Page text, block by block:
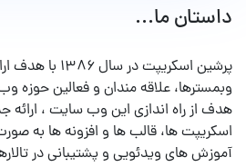
داستان ما...
پرشین اسکریپت در
وبمسترها، علاقه مندان و فعالین حوزه
هدف از راه اندازی این وب سایت ، ارائه
اسکریپت ها، قالب ها و افزونه ها به
آموزش های ویدئویی و پشتیبانی در